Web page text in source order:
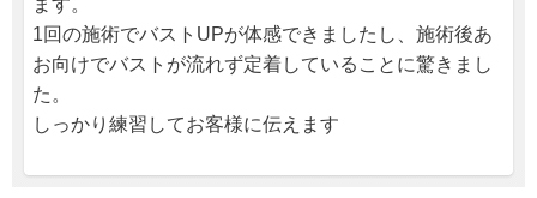
1回の施術でバストUPが体感できましたし、施術後あ
お向けでバストが流れず定着していることに驚きまし
た。
しっかり練習してお客様に伝えます